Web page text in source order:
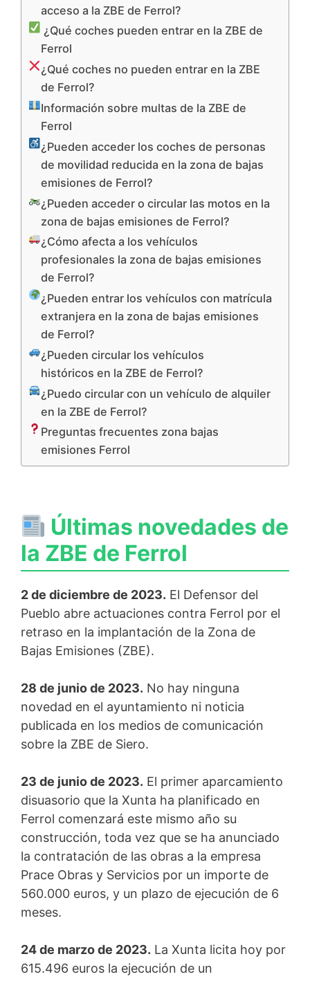
acceso a la ZBE de Ferrol?
¿Qué coches pueden entrar en la ZBE de
Ferrol
¿Qué coches no pueden entrar en la ZBE
de Ferrol?
Información sobre multas de la ZBE de
Ferrol
¿Pueden acceder los coches de personas
de movilidad reducida en la zona de bajas
emisiones de Ferrol?
¿Pueden acceder o circular las motos en la
zona de bajas emisiones de Ferrol?
¿Cómo afecta a los vehículos
profesionales la zona de bajas emisiones
de Ferrol?
¿Pueden entrar los vehículos con matrícula
extranjera en la zona de bajas emisiones
de Ferrol?
¿Pueden circular los vehículos
históricos en la ZBE de Ferrol?
¿Puedo circular con un vehículo de alquiler
en la ZBE de Ferrol?
Preguntas frecuentes zona bajas
emisiones Ferrol
Últimas novedades de
la ZBE de Ferrol
2 de diciembre de 2023. El Defensor del
Pueblo abre actuaciones contra Ferrol por el
retraso en la implantación de la Zona de
Bajas Emisiones (ZBE).
28 de junio de 2023. No hay ninguna
novedad en el ayuntamiento ni noticia
publicada en los medios de comunicación
sobre la ZBE de Siero.
23 de junio de 2023. El primer aparcamiento
disuasorio que la Xunta ha planificado en
Ferrol comenzará este mismo año su
construcción, toda vez que se ha anunciado
la contratación de las obras a la empresa
Prace Obras y Servicios por un importe de
560.000 euros, y un plazo de ejecución de 6
meses.
24 de marzo de 2023. La Xunta licita hoy por
615.496 euros la ejecución de un